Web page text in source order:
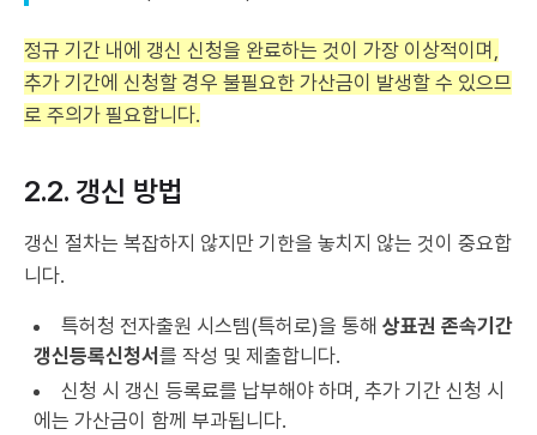
정규 기간 내에 갱신 신청을 완료하는 것이 가장 이상적이며,
추가 기간에 신청할 경우 불필요한 가산금이 발생할 수 있으므
로 주의가 필요합니다.
2.2. 갱신 방법
갱신 절차는 복잡하지 않지만 기한을 놓치지 않는 것이 중요합
니다.
특허청 전자출원 시스템(특허로)을 통해 상표권 존속기간
갱신등록신청서 를 작성 및 제출합니다.
신청 시 갱신 등록료를 납부해야 하며, 추가 기간 신청 시
에는 가산금이 함께 부과됩니다.